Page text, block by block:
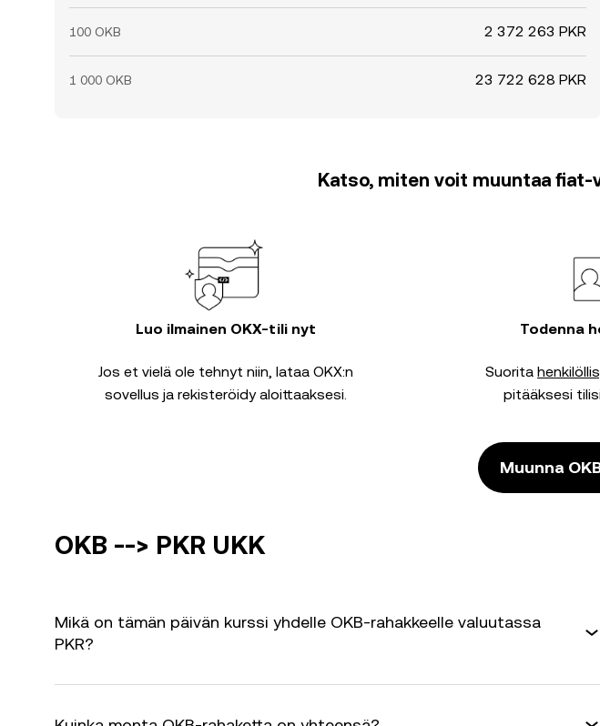
100 OKB 2 372 263 PKR
1 000 OKB 23 722 628 PKR
Katso, miten voit muuntaa fiat-
Luo ilmainen OKX-tili nyt
Jos et vielä ole tehnyt niin, lataa OKX:n
sovellus ja rekisteröidy aloittaaksesi.
Todenna
Suorita
pitääksesi
Muunna
OKB --> PKR UKK
Mikä on tämän päivän kurssi yhdelle OKB-rahakkeelle valuutassa
PKR?